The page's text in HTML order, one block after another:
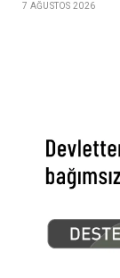
7 AĞUSTOS 2026